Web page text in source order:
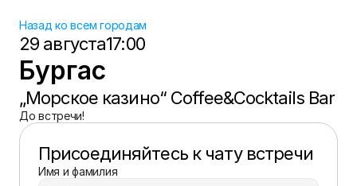
29 августа17:00
Бургас
„Морское казино“ Coffee&Cocktails Bar
До встречи!
Присоединяйтесь к чату встречи
Имя и фамилия
Назад ко всем городам